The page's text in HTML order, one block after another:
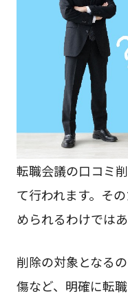
転職会議の口コミ
て行われます。そ
められるわけではあ
削除の対象となる
傷など、明確に転